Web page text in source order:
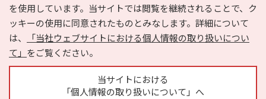
を使用しています。当サイトでは閲覧を継続されることで、ク
ッキーの使用に同意されたものとみなします。詳細について
は、
「当社ウェブサイトにおける個人情報の取り扱いについ
て」 をご覧ください。
当サイトにおける
「個人情報の取り扱いについて」へ
Copyright © HYOJITO.Co.,Ltd. All Rights Reserved.